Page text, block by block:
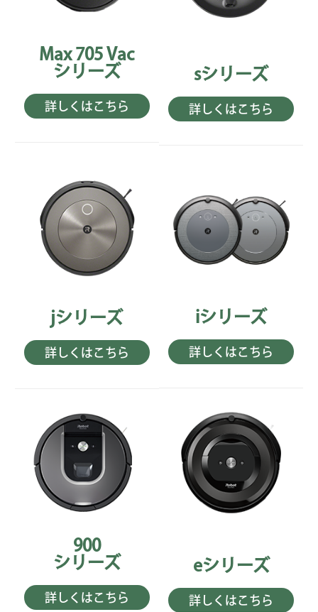
Max 705 Vac
シリーズ
詳しくはこちら
sシリーズ
詳しくはこちら
jシリーズ
詳しくはこちら
iシリーズ
詳しくはこちら
900
シリーズ
詳しくはこちら
eシリーズ
詳しくはこちら